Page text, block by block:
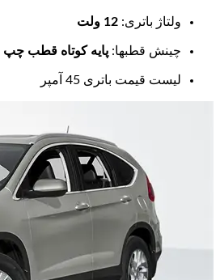
ولتاژ باتری: 12 ولت
چینش قطبها: پایه کوتاه قطب چپ
لیست قیمت باتری 45 آمپر